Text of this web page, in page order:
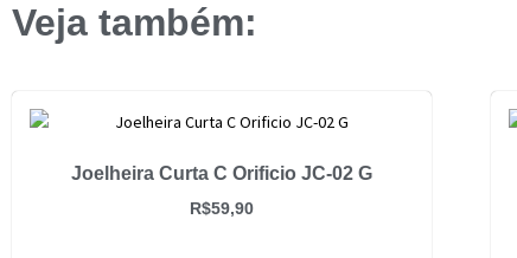
Veja também:
Joelheira Curta C Orificio JC-02 G
R$59,90